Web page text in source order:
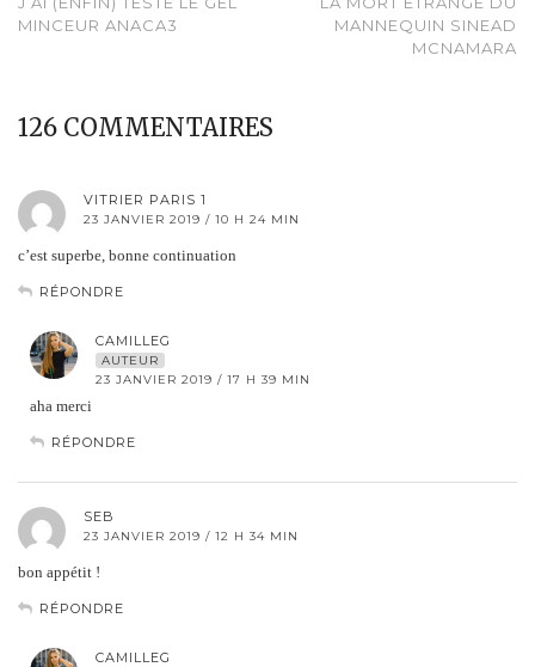
MINCEUR ANACA3
MANNEQUIN SINEAD
MCNAMARA
126 COMMENTAIRES
VITRIER PARIS 1
23 JANVIER 2019 / 10 H 24 MIN
c’est superbe, bonne continuation
RÉPONDRE
CAMILLEG
AUTEUR
23 JANVIER 2019 / 17 H 39 MIN
aha merci
RÉPONDRE
SEB
23 JANVIER 2019 / 12 H 34 MIN
bon appétit !
RÉPONDRE
CAMILLEG